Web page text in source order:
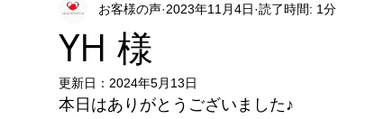
YH 様
お客様の声 2023年11月4日 読了時間: 1分
更新日： 2024年5月13日
本日はありがとうございました♪